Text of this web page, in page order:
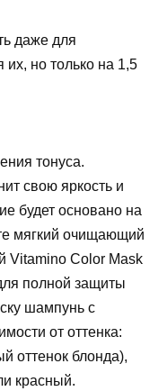
даже для
но только на 1,5
тонуса.
свою яркость и
будет основано на
мягкий очищающий
Vitamino Color Mask
полной защиты
шампунь с
от оттенка:
оттенок блонда),
красный.